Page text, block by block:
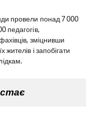
провели понад 7 000
педагогів,
зміцнивши
жителів і запобігати